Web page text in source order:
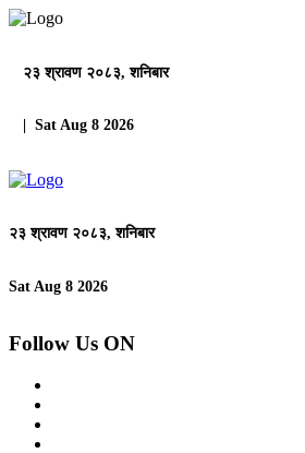
२३ श्रावण २०८३, शनिबार
| Sat Aug 8 2026
२३ श्रावण २०८३, शनिबार
Sat Aug 8 2026
Follow Us ON